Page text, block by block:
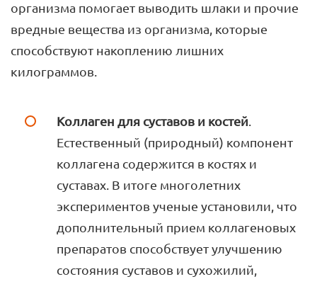
организма помогает выводить шлаки и прочие
вредные вещества из организма, которые
способствуют накоплению лишних
килограммов.
Коллаген для суставов и костей
Естественный (природный) компонент
коллагена содержится в костях и
суставах. В итоге многолетних
экспериментов ученые установили, что
дополнительный прием коллагеновых
препаратов способствует улучшению
состояния суставов и сухожилий,